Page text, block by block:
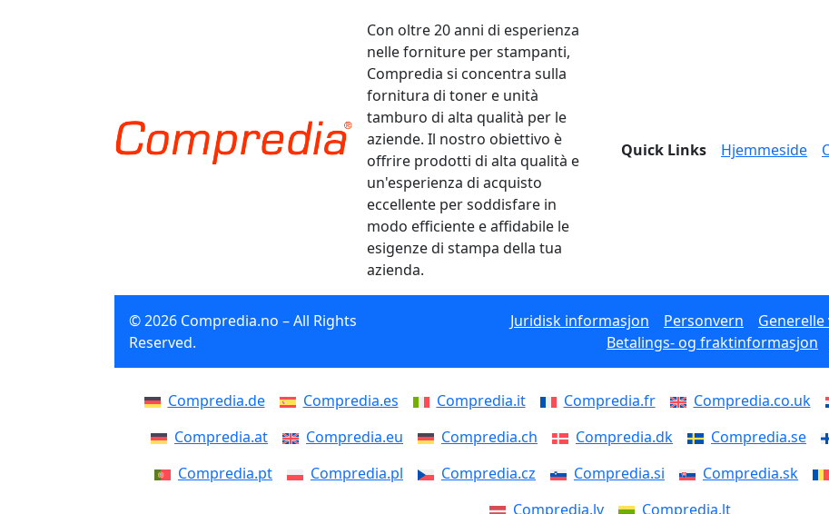
Con oltre 20 anni di esperienza
nelle forniture per stampanti,
Compredia si concentra sulla
fornitura di toner e unità
tamburo di alta qualità per le
aziende. Il nostro obiettivo è
offrire prodotti di alta qualità e
un'esperienza di acquisto
eccellente per soddisfare in
modo efficiente e affidabile le
esigenze di stampa della tua
azienda.
Quick Links Hjemmeside
© 2026 Compredia.no – All Rights
Reserved.
Juridisk informasjon Personvern
Betalings- og fraktinformasjon
Compredia.de Compredia.es Compredia.it Compredia.fr Compredia.co.uk
Compredia.at
Compredia.eu Compredia.ch Compredia.dk Compredia.se
Compredia.pt
Compredia.pl Compredia.cz Compredia.si Compredia.sk
Compredia.lv
Compredia.lt